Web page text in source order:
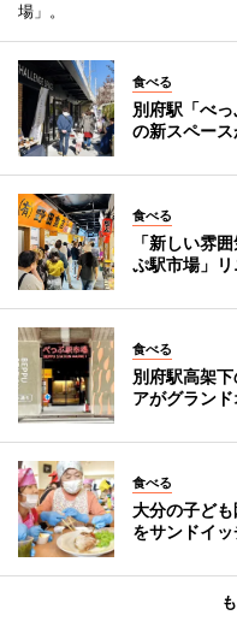
場」。
食べる
別府駅「べ
の新スペー
食べる
「新しい雰
ぷ駅市場」
食べる
別府駅高架
アがグラン
食べる
大分の子ど
をサンドイ